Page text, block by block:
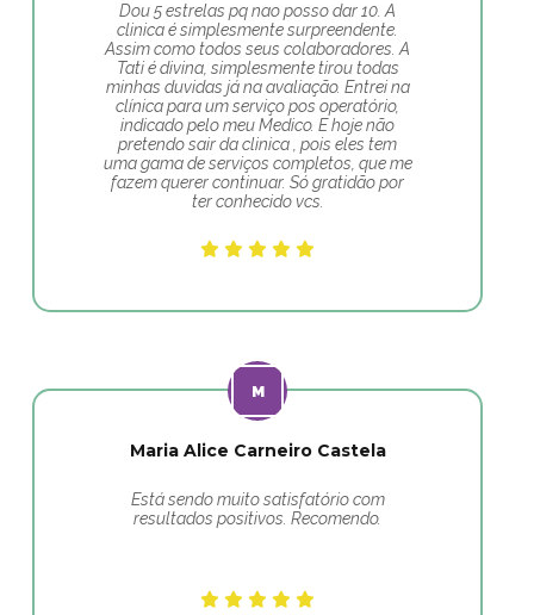
Dou 5 estrelas pq nao posso dar 10. A
clinica é simplesmente surpreendente.
Assim como todos seus colaboradores. A
Tati é divina, simplesmente tirou todas
minhas duvidas já na avaliação. Entrei na
clínica para um serviço pos operatório,
indicado pelo meu Medico. E hoje não
pretendo sair da clinica , pois eles tem
uma gama de serviços completos, que me
fazem querer continuar. Só gratidão por
ter conhecido vcs.
Maria Alice Carneiro Castela
Está sendo muito satisfatório com
resultados positivos. Recomendo.